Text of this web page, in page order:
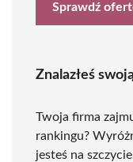
Sprawdź
Znalazłeś
Twoja firma
rankingu?
jesteś na